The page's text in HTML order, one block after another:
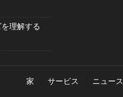
理解する
家 サービス ニュース